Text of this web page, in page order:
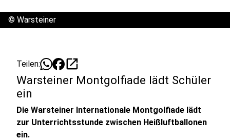
© Warsteiner
Teilen: open_in_new
Warsteiner Montgolfiade lädt Schüler
ein
Die Warsteiner Internationale Montgolfiade lädt
zur Unterrichtsstunde zwischen Heißluftballonen
ein.